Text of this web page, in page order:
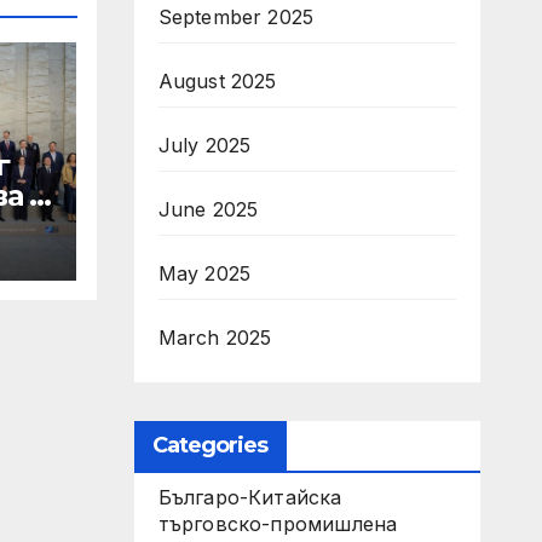
в
September 2025
August 2025
July 2025
June 2025
May 2025
March 2025
Categories
Българо-Китайска
търговско-промишлена